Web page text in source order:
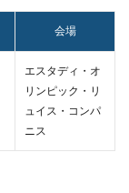
会場
エスタディ・オ
リンピック・リ
ュイス・コンパ
ニス